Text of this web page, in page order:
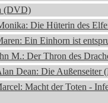
(DVD)
Die Hüterin des
Ein Einhorn ist
M.: Der Thron des
Dean: Die Außenseiter
Macht der Toten -